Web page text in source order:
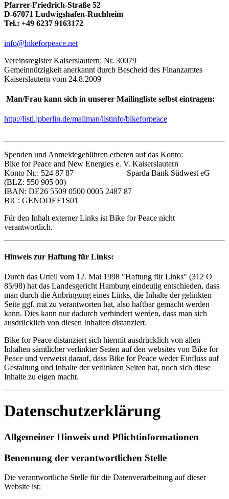
Pfarrer-Friedrich-Straße 52
D-67071 Ludwigshafen-Ruchheim
Tel.: +49 6237 9163172
info@bikeforpeace.net
Vereinsregister Kaiserslautern: Nr. 30079
Gemeinnützigkeit anerkannt durch Bescheid des Finanzamtes
Kaiserslautern vom 24.8.2009
Man/Frau kann sich in unserer Mailingliste selbst eintragen:
http://listi.jpberlin.de/mailman/listinfo/bikeforpeace
Spenden und Anmeldegebühren erbeten auf das Konto:
Bike for Peace and New Energies e. V. Kaiserslautern
Konto Nr.: 524 87 87 Sparda Bank Südwest eG
(BLZ: 550 905 00)
IBAN: DE26 5509 0500 0005 2487 87
BIC: GENODEF1S01
Für den Inhalt externer Links ist Bike for Peace nicht
verantwortlich.
Hinweis zur Haftung für Links:
Durch das Urteil vom 12. Mai 1998 "Haftung für Links" (312 O
85/98) hat das Landesgericht Hamburg eindeutig entschieden, dass
man durch die Anbringung eines Links, die Inhalte der gelinkten
Seite ggf. mit zu verantworten hat, also haftbar gemacht werden
kann. Dies kann nur dadurch verhindert werden, dass man sich
ausdrücklich von diesen Inhalten distanziert.
Bike for Peace distanziert sich hiermit ausdrücklich von allen
Inhalten sämtlicher verlinkter Seiten auf den websites von Bike for
Peace und verweist darauf, dass Bike for Peace weder Einfluss auf
Gestaltung und Inhalte der verlinkten Seiten hat, noch sich diese
Inhalte zu eigen macht.
Datenschutzerklärung
Allgemeiner Hinweis und Pflichtinformationen
Benennung der verantwortlichen Stelle
Die verantwortliche Stelle für die Datenverarbeitung auf dieser
Website ist: